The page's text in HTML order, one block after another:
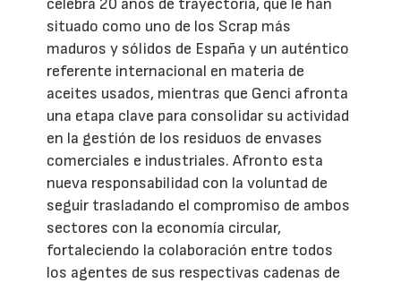
situado como uno de los Scrap más
maduros y sólidos de España y un auténtico
referente internacional en materia de
aceites usados, mientras que Genci afronta
una etapa clave para consolidar su actividad
en la gestión de los residuos de envases
comerciales e industriales. Afronto esta
nueva responsabilidad con la voluntad de
seguir trasladando el compromiso de ambos
sectores con la economía circular,
fortaleciendo la colaboración entre todos
los agentes de sus respectivas cadenas de